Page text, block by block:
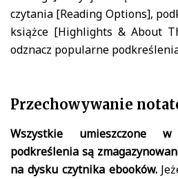
czytania [Reading Options],
książce [Highlights & About
odznacz popularne
Przechowywanie
Wszystkie
podkreślenia są
na dysku czytnika ebooków.